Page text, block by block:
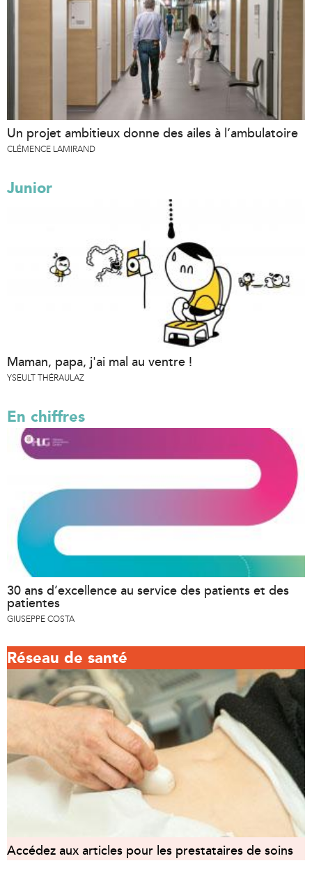
Un projet ambitieux donne des ailes à l’ambulatoire
CLÉMENCE LAMIRAND
Junior
Maman, papa, j'ai mal au ventre !
YSEULT THÉRAULAZ
En chiffres
30 ans d’excellence au service des patients et des
patientes
GIUSEPPE COSTA
Réseau de santé
Accédez aux articles pour les prestataires de soins